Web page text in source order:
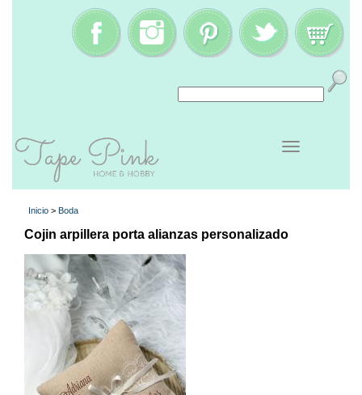
Inicio > Boda
Cojin arpillera porta alianzas personalizado